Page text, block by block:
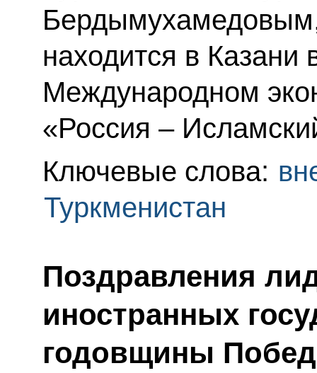
находится в Казани
Международном
«Россия –
Ключевые слова:
Туркменистан
Поздравления
иностранных
годовщины